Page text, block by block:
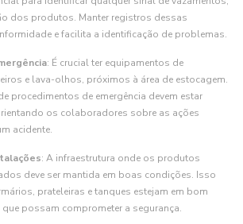
dos produtos. Manter registros dessas
e facilita a identificação de problemas.
: É crucial ter equipamentos de
e lava-olhos, próximos à área de estocagem.
procedimentos de emergência devem estar
os colaboradores sobre as ações
acidente.
: A infraestrutura onde os produtos
deve ser mantida em boas condições. Isso
prateleiras e tanques estejam em bom
possam comprometer a segurança.